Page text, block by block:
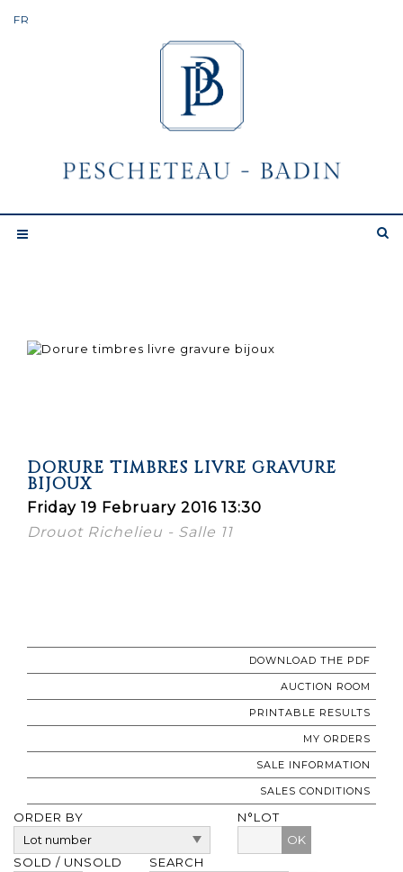
DORURE TIMBRES LIVRE GRAVURE
BIJOUX
Friday 19 February 2016 13:30
Drouot Richelieu - Salle 11
DOWNLOAD THE PDF
AUCTION ROOM
PRINTABLE RESULTS
MY ORDERS
SALE INFORMATION
SALES CONDITIONS
ORDER BY
N°LOT
OK
SOLD / UNSOLD
SEARCH